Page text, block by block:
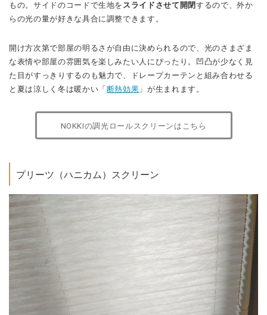
もの。サイドのコードで生地を スライドさせて開閉 するので、外か
らの光の量が好きな具合に調整できます。
開け方次第で部屋の明るさが自由に決められるので、光のさまざま
な表情や部屋の雰囲気を楽しみたい人にぴったり。凹凸が少なく見
た目がすっきりするのも魅力で、ドレープカーテンと組み合わせる
と夏は涼しく冬は暖かい「 断熱効果 」が生まれます。
NOKKIの調光ロールスクリーンはこちら
プリーツ（ハニカム）スクリーン